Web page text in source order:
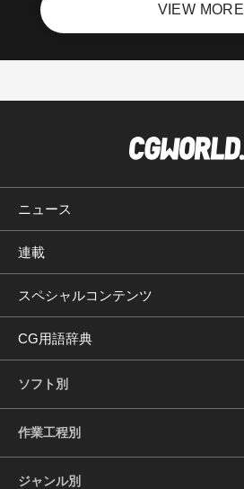
VIEW MORE
ニュース
連載
スペシャルコンテンツ
CG用語辞典
ソフト別
作業工程別
ジャンル別